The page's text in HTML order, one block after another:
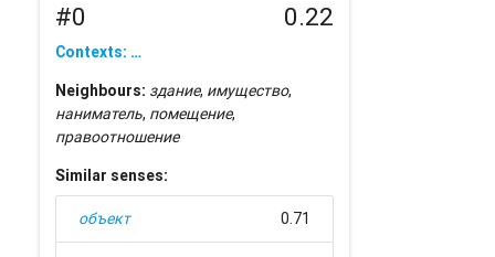
#0 0.22
Contexts: …
Neighbours: здание, имущество,
наниматель, помещение,
правоотношение
Similar senses:
объект 0.71